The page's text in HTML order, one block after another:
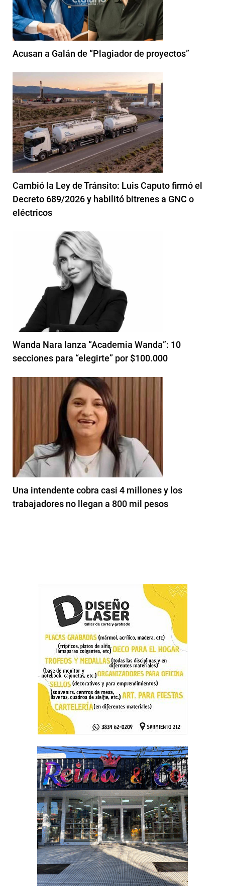
Acusan a Galán de “Plagiador de proyectos”
Cambió la Ley de Tránsito: Luis Caputo firmó el
Decreto 689/2026 y habilitó bitrenes a GNC o
eléctricos
Wanda Nara lanza “Academia Wanda”: 10
secciones para “elegirte” por $100.000
Una intendente cobra casi 4 millones y los
trabajadores no llegan a 800 mil pesos